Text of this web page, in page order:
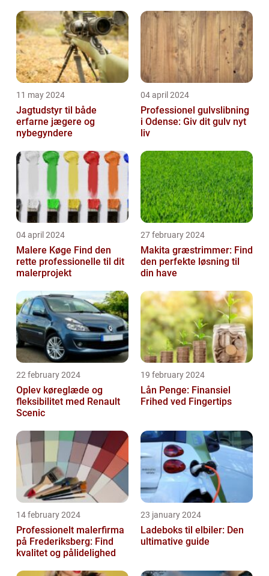
11 may 2024
Jagtudstyr til både
erfarne jægere og
nybegyndere
04 april 2024
Professionel gulvslibning
i Odense: Giv dit gulv nyt
liv
04 april 2024
Malere Køge Find den
rette professionelle til dit
malerprojekt
27 february 2024
Makita græstrimmer: Find
den perfekte løsning til
din have
22 february 2024
Oplev køreglæde og
fleksibilitet med Renault
Scenic
19 february 2024
Lån Penge: Finansiel
Frihed ved Fingertips
14 february 2024
Professionelt malerfirma
på Frederiksberg: Find
kvalitet og pålidelighed
23 january 2024
Ladeboks til elbiler: Den
ultimative guide